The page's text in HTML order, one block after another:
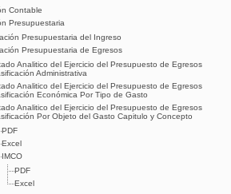
Contable
Presupuestaria
Presupuestaria del Ingreso
Presupuestaria de Egresos
Analitico del Ejercicio del Presupuesto de Egresos
Administrativa
Analitico del Ejercicio del Presupuesto de Egresos
Económica Por Tipo de Gasto
Analitico del Ejercicio del Presupuesto de Egresos
Por Objeto del Gasto Capitulo y Concepto
PDF
Excel
IMCO
PDF
Excel